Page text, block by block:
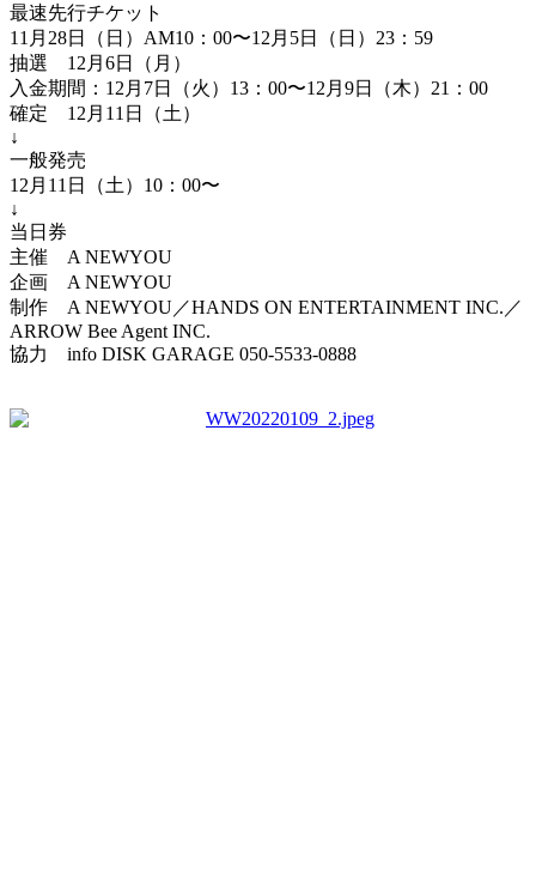
最速先行チケット
11月28日（日）AM10：00〜12月5日（日）23：59
抽選 12月6日（月）
入金期間：12月7日（火）13：00〜12月9日（木）21：00
確定 12月11日（土）
↓
一般発売
12月11日（土）10：00〜
↓
当日券
主催 A NEWYOU
企画 A NEWYOU
制作 A NEWYOU／HANDS ON ENTERTAINMENT INC.／
ARROW Bee Agent INC.
協力 info DISK GARAGE 050-5533-0888